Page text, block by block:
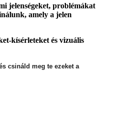
jelenségeket, problémákat
amely a jelen
kísérleteket és vizuális
csináld meg te ezeket a